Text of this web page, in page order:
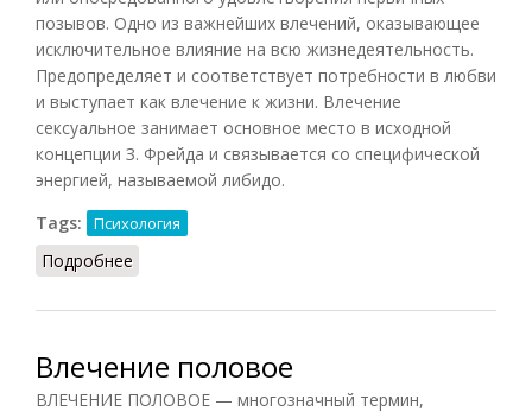
позывов. Одно из важнейших влечений, оказывающее
исключительное влияние на всю жизнедеятельность.
Предопределяет и соответствует потребности в любви
и выступает как влечение к жизни. Влечение
сексуальное занимает основное место в исходной
концепции З. Фрейда и связывается со специфической
энергией, называемой либидо.
Tags:
Психология
Подробнее
Влечение половое
ВЛЕЧЕНИЕ ПОЛОВОЕ — многозначный термин,